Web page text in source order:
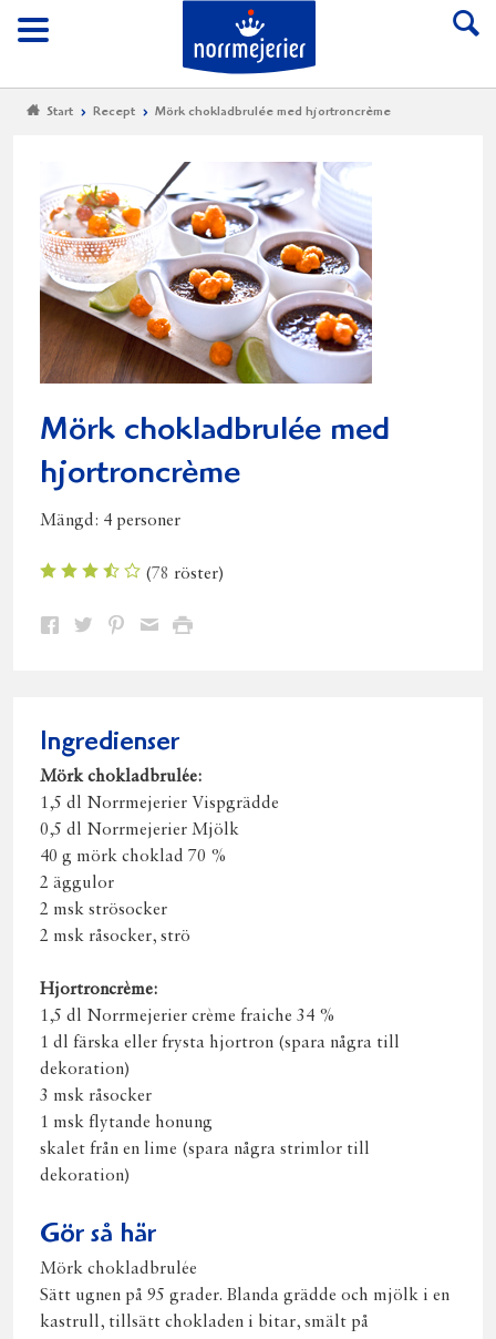
Meny
Till Norrmejerier
Start Recept Mörk chokladbrulée med hjortroncrème
Mörk chokladbrulée med
hjortroncrème
Mängd: 4 personer
(78 röster)
Dela Dela Dela DelaSkriv
Ingredienser
Mörk chokladbrulée:
1,5 dl Norrmejerier Vispgrädde
0,5 dl Norrmejerier Mjölk
40 g mörk choklad 70 %
2 äggulor
2 msk strösocker
2 msk råsocker, strö
Hjortroncrème:
1,5 dl Norrmejerier crème fraiche 34 %
1 dl färska eller frysta hjortron (spara några till
dekoration)
3 msk råsocker
1 msk flytande honung
skalet från en lime (spara några strimlor till
dekoration)
Gör så här
Mörk chokladbrulée
Sätt ugnen på 95 grader. Blanda grädde och mjölk i en
kastrull, tillsätt chokladen i bitar, smält på